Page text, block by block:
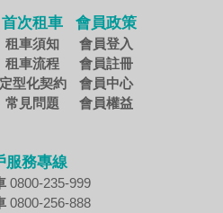
首次租車
租車須知
租車流程
定型化契約
常見問題
會員政策
會員登入
會員註冊
會員中心
會員權益
服務專線
0800-235-999
0800-256-888